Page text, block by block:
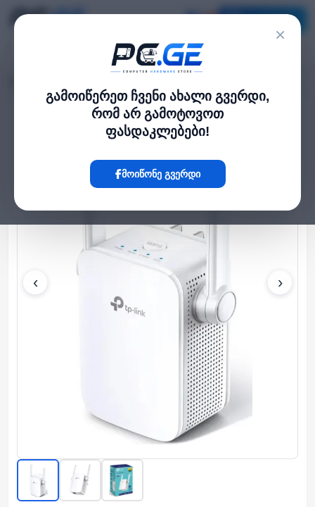
×
გამოიწერეთ ჩვენი ახალი გვერდი,
რომ არ გამოტოვოთ
ფასდაკლებები!
მოიწონე გვერდი
‹ ›